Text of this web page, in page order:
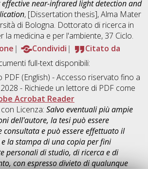
near-infrared light detection and
, [Dissertation thesis], Alma Mater
di Bologna. Dottorato di ricerca in
la medicina e per l'ambiente, 37 Ciclo.
Condividi
Citato da
full-text disponibili:
PDF(English) - Accesso riservato fino a
- Richiede un lettore di PDF come
Acrobat Reader
Licenza: Salvo eventuali più ampie
dell'autore, la tesi può essere
consultata e può essere effettuato il
la stampa di una copia per fini
personali di studio, di ricerca e di
con espresso divieto di qualunque